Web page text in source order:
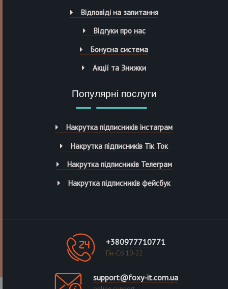
Відповіді на запитання
Відгуки про нас
Бонусна система
Акції та Знижки
Популярні послуги
Накрутка підписників інстаграм
Накрутка підписників Тік Ток
Накрутка підписників Телеграм
Накрутка підписників фейсбук
+380977710771
Пн-Сб 10-22
support@foxy-it.com.ua